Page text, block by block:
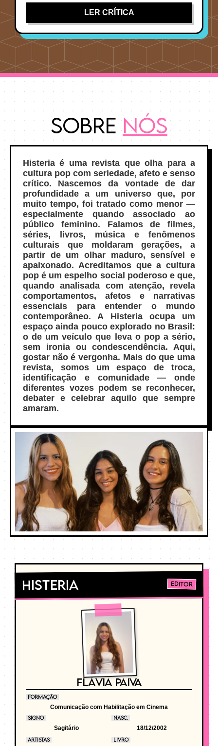
LER CRÍTICA
SobreNós
Histeria é uma revista que olha para a
cultura pop com seriedade, afeto e senso
crítico. Nascemos da vontade de dar
profundidade a um universo que, por
muito tempo, foi tratado como menor —
especialmente quando associado ao
público feminino. Falamos de filmes,
séries, livros, música e fenômenos
culturais que moldaram gerações, a
partir de um olhar maduro, sensível e
apaixonado. Acreditamos que a cultura
pop é um espelho social poderoso e que,
quando analisada com atenção, revela
comportamentos, afetos e narrativas
essenciais para entender o mundo
contemporâneo. A Histeria ocupa um
espaço ainda pouco explorado no Brasil:
o de um veículo que leva o pop a sério,
sem ironia ou condescendência. Aqui,
gostar não é vergonha. Mais do que uma
revista, somos um espaço de troca,
identificação e comunidade — onde
diferentes vozes podem se reconhecer,
debater e celebrar aquilo que sempre
amaram.
Histeria Editor
FLÁVIA PAIVA
FORMAÇÃO
Comunicação com Habilitação em Cinema
SIGNO
Sagitário
NASC.
18/12/2002
ARTISTAS LIVRO